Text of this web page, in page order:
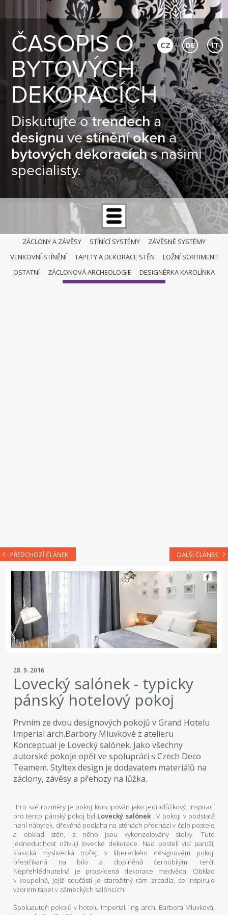
ČASOPIS O
BYTOVÝCH
DEKORACÍCH
Diskutujte otrendecha
designuvestínění okena
bytových dekoracíchs našimi
specialisty.
CZ DE IT
ZÁCLONY A ZÁVĚSY STÍNÍCÍ SYSTÉMY
ZÁVĚSNÉ SYSTÉMY
VENKOVNÍ STÍNĚNÍ
TAPETY A DEKORACE STĚN
LOŽNÍ SORTIMENT
OSTATNÍ
ZÁCLONOVÁ ARCHEOLOGIE DESIGNÉRKA KAROLÍNKA
OSTATNÍ
PŘEDCHOZÍ ČLÁNEK DALŠÍ ČLÁNEK
28. 9. 2016
Lovecký salónek - typicky
pánský hotelový pokoj
Prvním ze dvou designových pokojů v Grand Hotelu
Imperial arch.Barbory Mluvkové z atelieru
Konceptual je Lovecký salónek. Jako všechny
autorské pokoje opět ve spolupráci s Czech Deco
Teamem. Styltex design je dodavatem materiálů na
záclony, závěsy a přehozy na lůžka.
"Pro své rozměry je pokoj koncipován jako jednolůžkový. Inspirací
pro tento pánský pokoj byl Lovecký salónek. V pokoji v podstatě
není nábytek, dřevěná podlaha na stěnách přechází v čelo postele
a obklad stěn, z něho jsou vykonzolovány stolky. Tuto
jednoduchost oživují lovecké dekorace. Nad postelí visí paroží,
klasická myslivecká trofej, v libereckém designovém pokoji
přestříkaná na bílo a doplněná černobílými terči.
Nepřehlédnutelná je prosvícená dekorace medvěda. Obklad
v koupelně, jejíž součástí je starožitný rám zrcadla, se inspiruje
vzorem tapet v zámeckých salóncích"
Spoluautoři pokojů v hotelu Imperial: Ing. arch. Barbora Mluvková,